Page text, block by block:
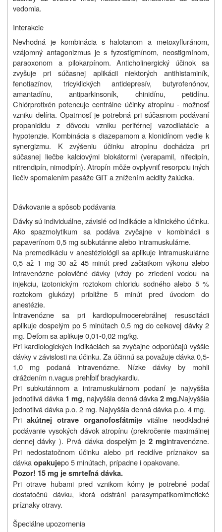
vedomia.
Interakcie
Nevhodná je kombinácia s halotanom a metoxyfluránom,
vzájomný antagonizmus je s fyzostigmínom, neostigmínom,
paraoxonom a pilokarpínom. Anticholinergický účinok sa
zvyšuje pri súčasnej aplikácii niektorých antihistaminík,
fenotiazínov, tricyklických antidepresív, butyrofenónov,
amantadínu, antiparkinsoník, chinidínu, petidínu.
Chlórprotixén potencuje centrálne účinky atropínu - možnosť
vzniku delíria. Opatrnosť je potrebná pri súčasnom podávaní
propanididu z dôvodu vzniku periférnej vazodilatácie a
hypotenzie. Kombinácia s diazepamom a klonidínom vedie k
synergizmu. K zvýšeniu účinku atropínu dochádza pri
súčasnej liečbe kalciovými blokátormi (verapamil, nifedipín,
nitrendipín, nimodipín). Atropín môže ovplyvniť resorpciu iných
liečiv spomalením pasáže GIT a znížením acidity žalúdka.
Dávkovanie a spôsob podávania
Dávky sú individuálne, závislé od indikácie a klinického účinku.
Ako spazmolytikum sa podáva zvyčajne v kombinácii s
papaverínom 0,5 mg subkutánne alebo intramuskulárne.
Na premedikáciu v anestéziológii sa aplikuje intramuskulárne
0,5 až 1 mg 30 až 45 minút pred začiatkom výkonu alebo
intravenózne polovičné dávky (vždy po zriedení vodou na
injekciu, izotonickým roztokom chloridu sodného alebo 5 %
roztokom glukózy) približne 5 minút pred úvodom do
anestézie.
Intravenózne sa pri kardiopulmocerebrálnej resuscitácii
aplikuje dospelým po 5 minútach 0,5 mg do celkovej dávky 2
mg. Deťom sa aplikuje 0,01-0,02 mg/kg.
Pri kardiologických indikáciách sa zvyčajne odporúčajú vyššie
dávky v závislosti na účinku. Za účinnú sa považuje dávka 0,5-
1,0 mg podaná intravenózne. Nízke dávky by mohli
dráždením n.vagus prehĺbiť bradykardiu.
Pri subkutánnom a intramuskulárnom podaní je najvyššia
jednotlivá dávka 1 mg, najvyššia denná dávka 2 mg.Najvyššia
jednotlivá dávka p.o. 2 mg. Najvyššia denná dávka p.o. 4 mg.
Pri akútnej otrave organofosfátmije vitálne neodkladné
podávanie vysokých dávok atropínu (prekročenie maximálnej
dennej dávky ). Prvá dávka dospelým je 2 mgintravenózne.
Pri nedostatočnom účinku alebo pri recidíve príznakov sa
dávkaopakujepo 5 minútach, prípadne i opakovane.
Pozor! 15 mg je smrteľná dávka.
Pri otrave hubami pred vznikom kómy je potrebné podať
dostatočnú dávku, ktorá odstráni parasympatikomimetické
príznaky otravy.
Špeciálne upozornenia